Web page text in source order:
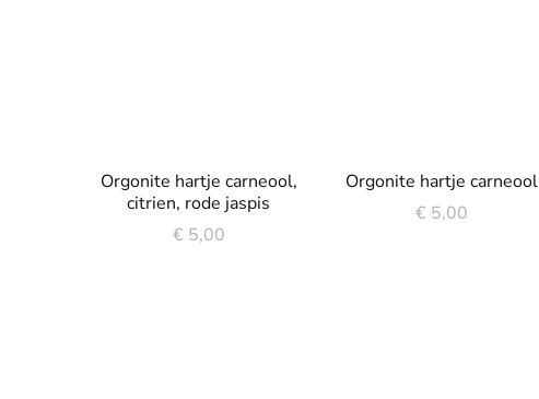
Orgonite hartje carneool,
citrien, rode jaspis
€ 5,00
Orgonite hartje carneool
€ 5,00